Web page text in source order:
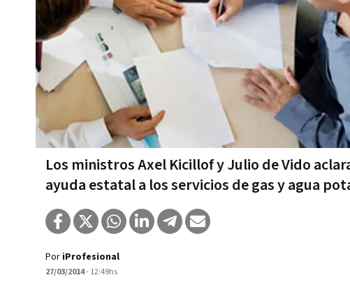
Los ministros Axel Kicillof y Julio de Vido
ayuda estatal a los servicios de gas y agua
Por iProfesional
27/03/2014- 12:49hs